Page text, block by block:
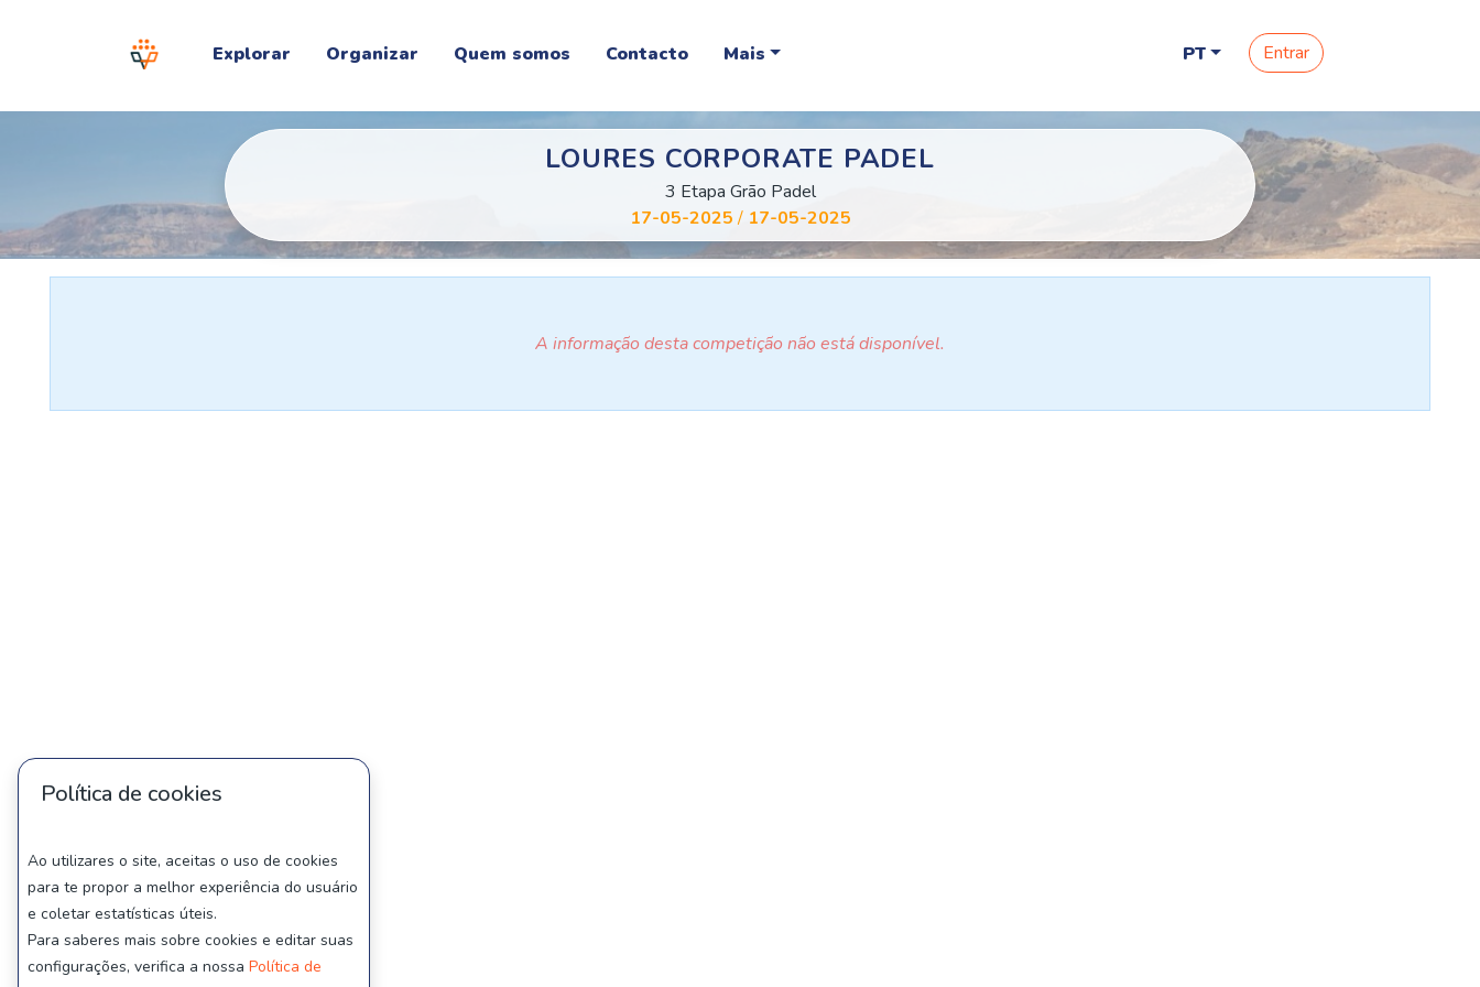
Explorar Organizar Quem somos Contacto Mais PT Entrar
LOURES CORPORATE PADEL
3 Etapa Grão Padel
17-05-2025/ 17-05-2025
A informação desta competição não está disponível.
Política de cookies
Ao utilizares o site, aceitas o uso de cookies
para te propor a melhor experiência do usuário
e coletar estatísticas úteis.
Para saberes mais sobre cookies e editar suas
configurações, verifica a nossa Política de